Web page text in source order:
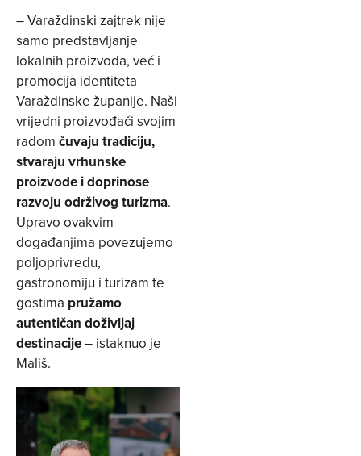
– Varaždinski zajtrek nije
samo predstavljanje
lokalnih proizvoda, već i
promocija identiteta
Varaždinske županije. Naši
vrijedni proizvođači svojim
radom čuvaju tradiciju,
stvaraju vrhunske
proizvode i doprinose
razvoju održivog turizma.
Upravo ovakvim
događanjima povezujemo
poljoprivredu,
gastronomiju i turizam te
gostima pružamo
autentičan doživljaj
destinacije– istaknuo je
Mališ.